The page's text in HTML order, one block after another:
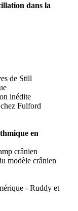
dans la
de Still
inédite
Fulford
en
crânien
modèle crânien
- Ruddy et